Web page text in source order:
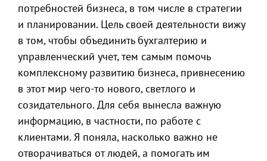
потребностей бизнеса, в том числе в стратегии
и планировании. Цель своей деятельности вижу
в том, чтобы объединить бухгалтерию и
управленческий учет, тем самым помочь
комплексному развитию бизнеса, привнесению
в этот мир чего-то нового, светлого и
созидательного. Для себя вынесла важную
информацию, в частности, по работе с
клиентами. Я поняла, насколько важно не
отворачиваться от людей, а помогать им